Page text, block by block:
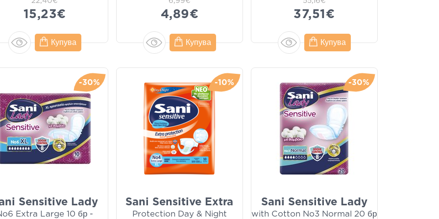
15,23€
Купува
4,89€
Купува
37,51€
Купува
-30%
Sensitive Lady
Extra Large 10 бр -
-10%
Sani Sensitive Extra
Protection Day & Night
-30%
Sani Sensitive Lady
with Cotton No3 Normal 20 бр